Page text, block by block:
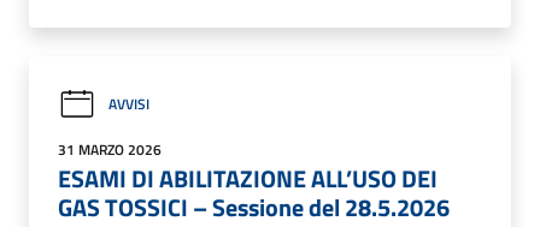
AVVISI
31 MARZO 2026
ESAMI DI ABILITAZIONE ALL’USO DEI
GAS TOSSICI – Sessione del 28.5.2026